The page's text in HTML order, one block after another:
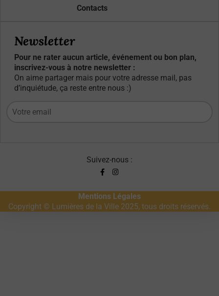
Contacts
Newsletter
Pour ne rater aucun article, événement ou bon plan,
inscrivez-vous à notre newsletter :
On aime partager mais pour votre adresse mail, pas
d’inquiétude, ça reste entre nous :)
Suivez-nous :
Mentions Légales
Copyright © Lumières de la Ville 2025, tous droits réservés.